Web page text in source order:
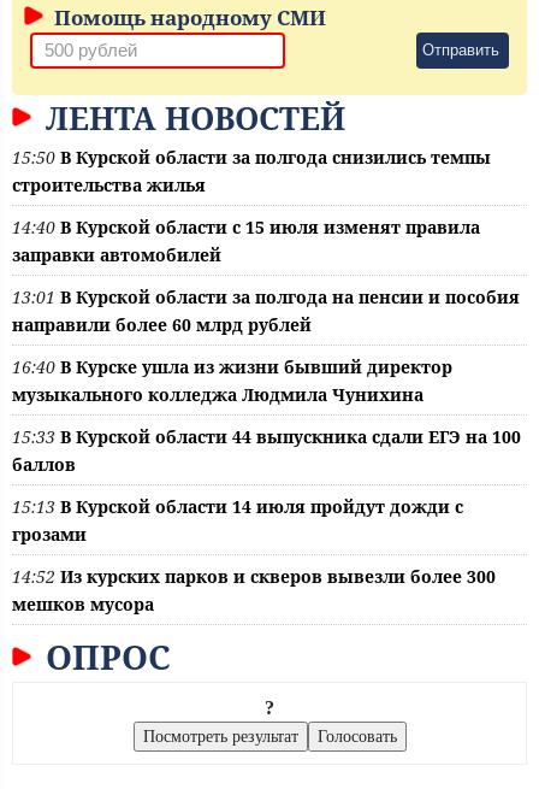
Помощь народному СМИ
Отправить
ЛЕНТА НОВОСТЕЙ
15:50 В Курской области за полгода снизились темпы
строительства жилья
14:40 В Курской области с 15 июля изменят правила
заправки автомобилей
13:01 В Курской области за полгода на пенсии и пособия
направили более 60 млрд рублей
16:40 В Курске ушла из жизни бывший директор
музыкального колледжа Людмила Чунихина
15:33 В Курской области 44 выпускника сдали ЕГЭ на 100
баллов
15:13 В Курской области 14 июля пройдут дожди с
грозами
14:52 Из курских парков и скверов вывезли более 300
мешков мусора
ОПРОС
?